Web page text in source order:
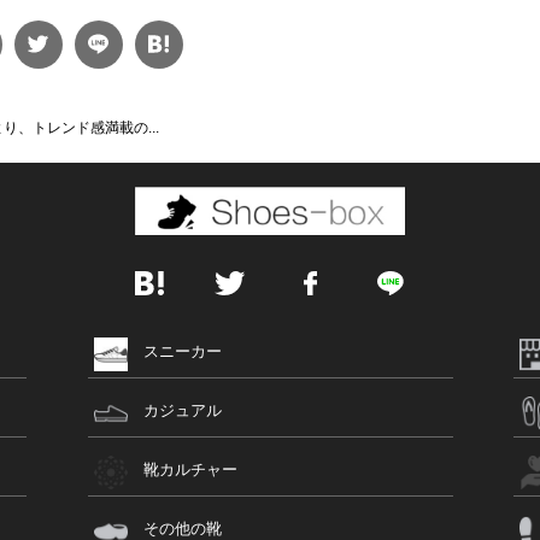
、トレンド感満載の...
スニーカー
カジュアル
靴カルチャー
その他の靴